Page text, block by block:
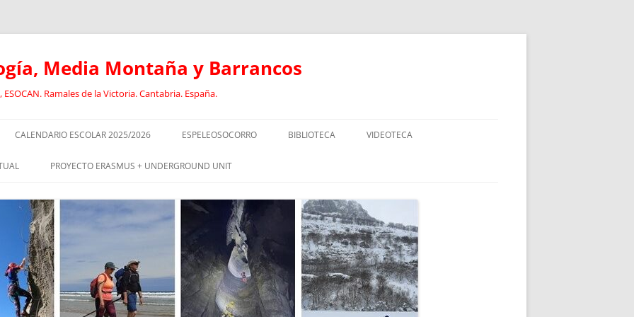
Media Montaña y Barrancos
Ramales de la Victoria. Cantabria. España.
CALENDARIO ESCOLAR 2025/2026 ESPELEOSOCORRO
RECORRIDO FORMATIVO DE
SOCORRISTAS I
SOCORRISTAS II
BIBLIOTECA
CAVIDADES
DEPORTE ADAPTADO Y
DISCAPACIDAD
GEOLOGIA
VIDEOTECA
PROYECTO ERASMUS + UNDERGROUND UNIT
DEPORTISTAS CON DISCAPACIDAD
EN EL MEDIO NATURAL
ESPELEOLOGÍA INCLUSIVA
EQUIPO JÓVENES ESPELEÓLOGOS.